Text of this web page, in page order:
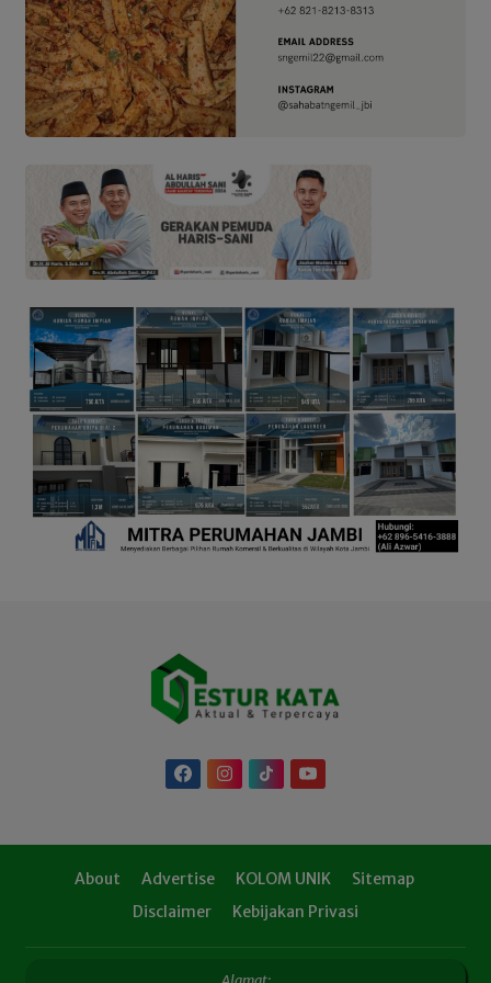
About Advertise KOLOM UNIK
Sitemap
Disclaimer
Kebijakan Privasi